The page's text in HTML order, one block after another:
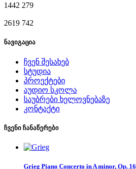
1442 279
2619 742
ნავიგაცია
ჩვენ შესახებ
სტუდია
პროექტები
აუდიო სკოლა
საუბრები ხელოვნებაზე
კონტაქტი
ჩვენი ჩანაწერები
Grieg Piano Concerto in A minor, Op. 16